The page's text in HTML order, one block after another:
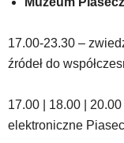
17.00-23.30 –
źródeł do
17.00 | 18.00 |
elektroniczne